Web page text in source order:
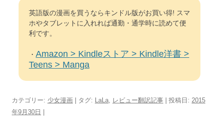
英語版の漫画を買うならキンドル版がお買い得! スマ
ホやタブレットに入れれば通勤・通学時に読めて便
利です。
・ Amazon > Kindleストア > Kindle洋書 >
Teens > Manga
カテゴリー: 少女漫画 | タグ: LaLa, レビュー翻訳記事 | 投稿日: 2015
年9月30日